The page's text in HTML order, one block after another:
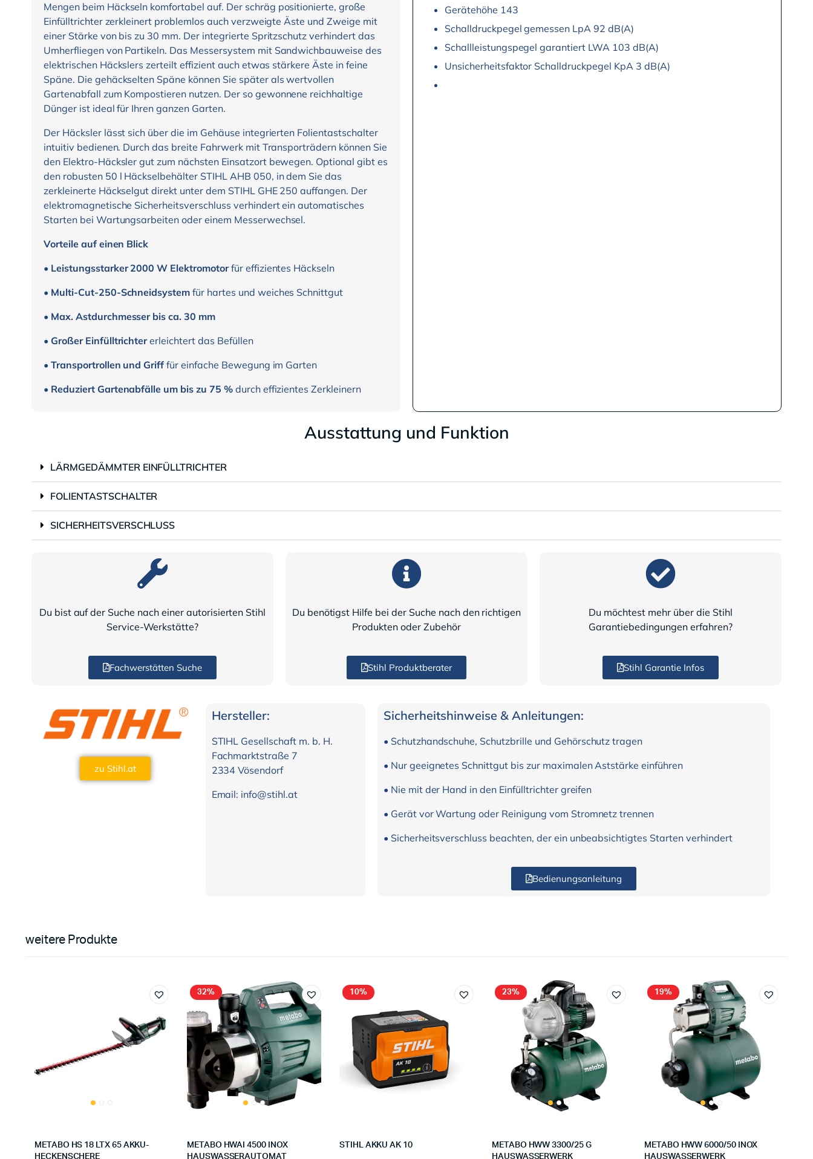
Mengen beim Häckseln komfortabel auf. Der schräg positionierte, große
Einfülltrichter zerkleinert problemlos auch verzweigte Äste und Zweige mit
einer Stärke von bis zu 30 mm. Der integrierte Spritzschutz verhindert das
Umherfliegen von Partikeln. Das Messersystem mit Sandwichbauweise des
elektrischen Häckslers zerteilt effizient auch etwas stärkere Äste in feine
Späne. Die gehäckselten Späne können Sie später als wertvollen
Gartenabfall zum Kompostieren nutzen. Der so gewonnene reichhaltige
Dünger ist ideal für Ihren ganzen Garten.
Der Häcksler lässt sich über die im Gehäuse integrierten Folientastschalter
intuitiv bedienen. Durch das breite Fahrwerk mit Transporträdern können Sie
den Elektro-Häcksler gut zum nächsten Einsatzort bewegen. Optional gibt es
den robusten 50 l Häckselbehälter STIHL AHB 050, in dem Sie das
zerkleinerte Häckselgut direkt unter dem STIHL GHE 250 auffangen. Der
elektromagnetische Sicherheitsverschluss verhindert ein automatisches
Starten bei Wartungsarbeiten oder einem Messerwechsel.
Vorteile auf einen Blick
• Leistungsstarker 2000 W Elektromotorfür effizientes Häckseln
• Multi-Cut-250-Schneidsystem für hartes und weiches Schnittgut
• Max. Astdurchmesser bis ca. 30 mm
• Großer Einfülltrichtererleichtert das Befüllen
• Transportrollen und Griff für einfache Bewegung im Garten
• Reduziert Gartenabfälle um bis zu 75 %durch effizientes Zerkleinern
Gerätehöhe 143
Schalldruckpegel gemessen LpA 92 dB(A)
Schallleistungspegel garantiert LWA 103 dB(A)
Unsicherheitsfaktor Schalldruckpegel KpA 3 dB(A)
Ausstattung und Funktion
LÄRMGEDÄMMTER EINFÜLLTRICHTER
FOLIENTASTSCHALTER
SICHERHEITSVERSCHLUSS
Du bist auf der Suche nach einer autorisierten Stihl
Service-Werkstätte?
Fachwerstätten Suche
Du benötigst Hilfe bei der Suche nach den richtigen
Produkten oder Zubehör
Stihl Produktberater
Du möchtest mehr über die Stihl
Garantiebedingungen erfahren?
Stihl Garantie Infos
zu Stihl.at
Hersteller:
STIHL Gesellschaft m. b. H.
Fachmarktstraße 7
2334 Vösendorf
Email: info@stihl.at
Sicherheitshinweise & Anleitungen:
• Schutzhandschuhe, Schutzbrille und Gehörschutz tragen
• Nur geeignetes Schnittgut bis zur maximalen Aststärke einführen
• Nie mit der Hand in den Einfülltrichter greifen
• Gerät vor Wartung oder Reinigung vom Stromnetz trennen
• Sicherheitsverschluss beachten, der ein unbeabsichtigtes Starten verhindert
Bedienungsanleitung
weitere Produkte
METABO HS 18 LTX 65 AKKU-
HECKENSCHERE
32%
METABO HWAI 4500 INOX
HAUSWASSERAUTOMAT
10%
STIHL AKKU AK 10
23%
METABO HWW 3300/25 G
HAUSWASSERWERK
19%
METABO HWW 6000/50 INOX
HAUSWASSERWERK